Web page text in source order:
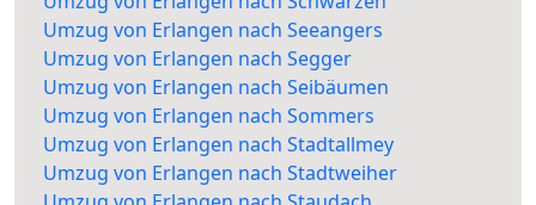
Umzug von Erlangen nach Seeangers
Umzug von Erlangen nach Segger
Umzug von Erlangen nach Seibäumen
Umzug von Erlangen nach Sommers
Umzug von Erlangen nach Stadtallmey
Umzug von Erlangen nach Stadtweiher